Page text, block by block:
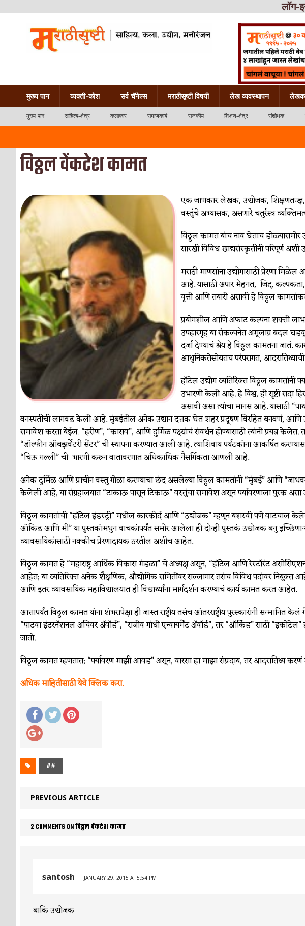
लॉग-
मुख्य पान व्यक्ती-कोश सर्व चॅनेल्स मराठीसृष्टी विषयी लेख व्यवस्थापन लेखक
मुख्य पान साहित्य-क्षेत्र कलाकार समाजकार्य राजकीय शिक्षण-क्षेत्र संशोधक
विठ्ठल वेंकटेश कामत
एक जाणकार लेखक, उद्योजक, शिक्षणतज्ज्ञ,
वस्तुंचे अभ्यासक, असणारे चतुर्रस्त्र
विठ्ठल कामत यांच नाव घेताच डोळ्यासमोर
सारखी विविध खाद्यसंस्कृतींनी परिपूर्ण अशी
मराठी माणसांना उद्योगासाठी प्रेरणा
आहे. यासाठी अपार मेहनत, जिद्द,
वृत्ती आणि तयारी असावी हे विठ्ठल
प्रयोगशील आणि अफाट कल्पना शक्ती
उपहारगृह या संकल्पनेत अमूलाग्र बदल
दर्जा देण्याचं श्रेय हे विठ्ठल कामतना जातं.
आधुनिकतेसोबतच परंपरागत,
हॉटेल उद्योग व्यतिरिक्त विठ्ठल कामतांनी
उभारणी केली आहे. हे विश्व, ही सृष्टी सदा
असावी असा त्यांचा मानस आहे. यासाठी
वनस्पतींची लागवड केली आहे. मुंबईतील अनेक उद्यान दत्तक घेत शहर प्रदूषण विरहित बनवणं, आणि
समावेश करता येईल. “हरीण”, “कासव”, आणि दुर्मिळ पक्ष्यांचं संवर्धन होण्यासाठी त्यांनी प्रयत्न
“डॉल्फीन ऑबझर्वेटरी सेंटर” ची स्थापना करण्यात आली आहे. त्याशिवाय पर्यटकांना आकर्षित
“चिऊ गल्ली” ची भारणी करुन वातावरणात अधिकाधिक नैसर्गिकता आणली आहे.
अनेक दुर्मिळ आणि प्राचीन वस्तु गोळा करण्याचा छंद असलेल्या विठ्ठल कामतांनी “मुंबई” आणि
केलेली आहे, या संग्रहालयात “टाकाऊ पासून टिकाऊ” वस्तुंचा समावेश असून पर्यावरणाला पुरक
विठ्ठल कामतांची “हॉटेल इंडस्ट्री” मधील कारकीर्द आणि “उद्योजक” म्हणून यशस्वी पणे वाटचाल
ऑकिड आणि मी” या पुस्तकांमधुन वाचकांपर्यंत समोर आलेला ही दोन्ही पुस्तकं उद्योजक बनु
व्यावसायिकांसाठी नक्कीच प्रेरणादायक ठरतील अशीच आहेत.
विठ्ठल कामत हे “महाराष्ट्र आर्थिक विकास मंडळा” चे अध्यक्ष असून, “हॉटेल आणि रेस्टॉरंट
आहेत; या व्यतिरिक्त अनेक शैक्षणिक, औद्योगिक समितींवर सल्लागार तसंच विविध पदांवर
आणि इतर व्यावसायिक महाविद्यालयात ही विद्यार्थ्यांना मार्गदर्शन करण्याचं कार्य कामत करत आहेत.
आत्तापर्यंत विठ्ठल कामत यांना शंभरापेक्षा ही जास्त राष्ट्रीय तसंच आंतरराष्ट्रीय पुरस्कारांनी
“पाटवा इंटरनॅशनल अचिवर ॲ‍वॉर्ड”, “राजीव गांधी एन्वायर्मेंट ॲ‍वॉर्ड”, तर “ऑर्किड” साठी
जातो.
विठ्ठल कामत म्हणतात; “पर्यावरण माझी आवड” असून, वारसा हा माझा संप्रदाय, तर आदरातिथ्य
अधिक माहितीसाठी येथे क्लिक करा.
##
PREVIOUS ARTICLE
2 COMMENTS ON विठ्ठल वेंकटेश कामत
santosh JANUARY 29, 2015 AT 5:54 PM
बाकि उद्योजक